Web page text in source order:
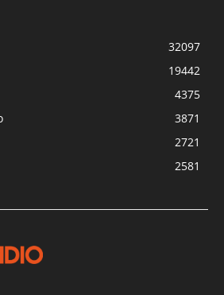
32097
19442
4375
3871
2721
2581